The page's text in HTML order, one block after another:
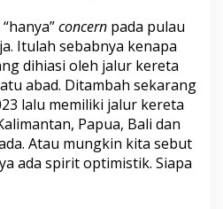
concern pada pulau
Itulah sebabnya kenapa
dihiasi oleh jalur kereta
abad. Ditambah sekarang
lalu memiliki jalur kereta
Papua, Bali dan
Atau mungkin kita sebut
ada spirit optimistik. Siapa